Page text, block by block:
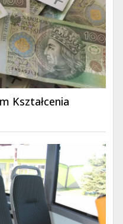
Kształcenia